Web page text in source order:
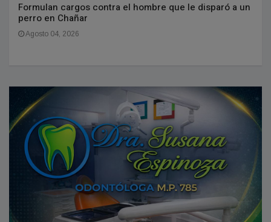
Formulan cargos contra el hombre que le disparó a un
perro en Chañar
Agosto 04, 2026